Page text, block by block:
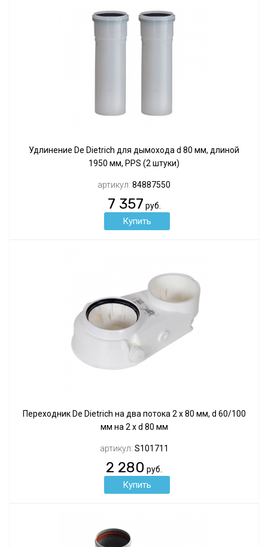
Удлинение De Dietrich для дымохода d 80 мм, длиной
1950 мм, PPS (2 штуки)
артикул: 84887550
7 357 руб.
Переходник De Dietrich на два потока 2 х 80 мм, d 60/100
мм на 2 x d 80 мм
артикул: S101711
2 280 руб.